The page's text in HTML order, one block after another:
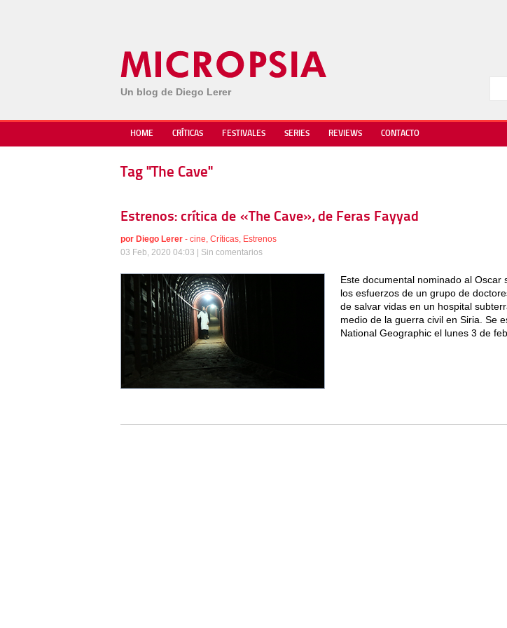
Un blog de Diego Lerer
HOME CRÍTICAS FESTIVALES SERIES REVIEWS CONTACTO
Tag "The Cave"
Estrenos: crítica de «The Cave», de Feras Fayyad
por Diego Lerer - cine, Críticas, Estrenos
03 Feb, 2020 04:03 | Sin comentarios
Este documental nominado al Oscar
los esfuerzos de un grupo de
de salvar vidas en un hospital
medio de la guerra civil en Siria. Se
National Geographic el lunes 3 de